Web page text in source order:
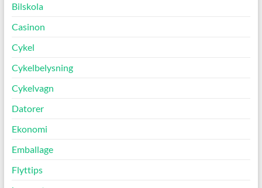
Bilskola
Casinon
Cykel
Cykelbelysning
Cykelvagn
Datorer
Ekonomi
Emballage
Flyttips